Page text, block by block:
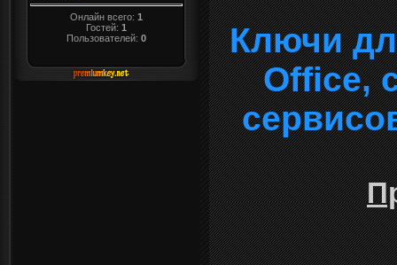
Онлайн всего: 1
Гостей: 1
Пользователей: 0
Ключи
Office,